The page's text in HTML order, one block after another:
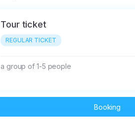
Tour ticket
REGULAR TICKET
a group of 1-5 people
Booking